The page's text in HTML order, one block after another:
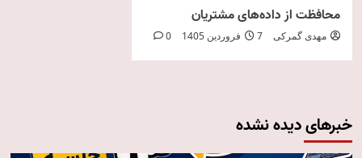
محافظت از داده‌های مشتریان
مهدی گمرکی 7 فروردین 1405 0
خبرهای دیده نشده